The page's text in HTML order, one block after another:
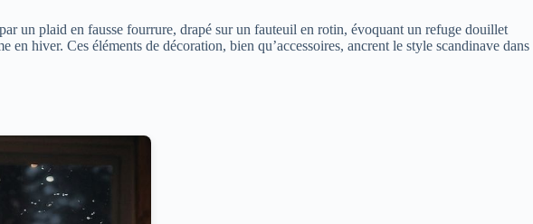
un plaid en fausse fourrure, drapé sur un fauteuil en rotin, évoquant un refuge douillet
hiver. Ces éléments de décoration, bien qu’accessoires, ancrent le style scandinave dans